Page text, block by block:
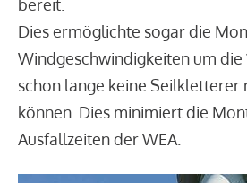
bereit.
Dies ermöglichte sogar die
Windgeschwindigkeiten um die
schon lange keine Seilkletterer
können. Dies minimiert die
Ausfallzeiten der WEA.